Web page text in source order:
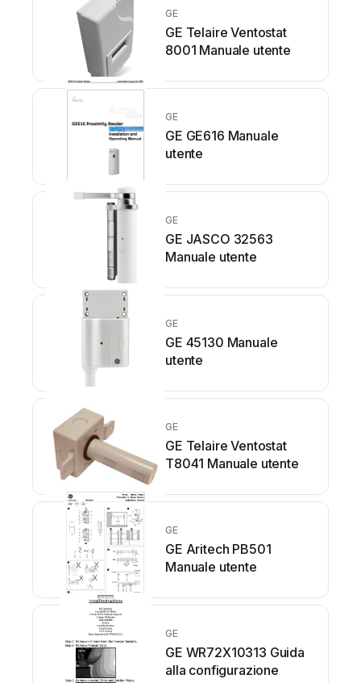
GE
GE Telaire Ventostat
8001 Manuale utente
GE
GE GE616 Manuale
utente
GE
GE JASCO 32563
Manuale utente
GE
GE 45130 Manuale
utente
GE
GE Telaire Ventostat
T8041 Manuale utente
GE
GE Aritech PB501
Manuale utente
GE
GE WR72X10313 Guida
alla configurazione